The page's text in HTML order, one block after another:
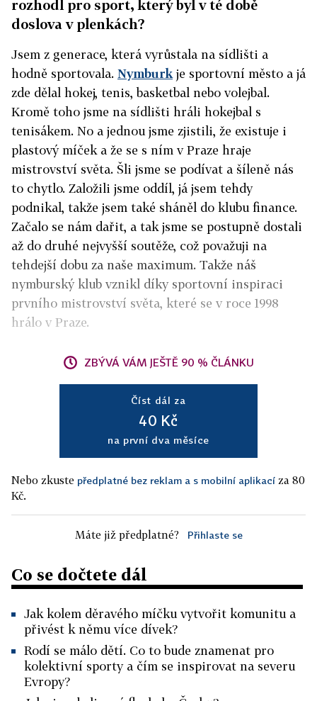
rozhodl pro sport, který byl v té době
doslova v plenkách?
Jsem z generace, která vyrůstala na sídlišti a
hodně sportovala. Nymburk je sportovní město a já
zde dělal hokej, tenis, basketbal nebo volejbal.
Kromě toho jsme na sídlišti hráli hokejbal s
tenisákem. No a jednou jsme zjistili, že existuje i
plastový míček a že se s ním v Praze hraje
mistrovství světa. Šli jsme se podívat a šíleně nás
to chytlo. Založili jsme oddíl, já jsem tehdy
podnikal, takže jsem také sháněl do klubu finance.
Začalo se nám dařit, a tak jsme se postupně dostali
až do druhé nejvyšší soutěže, což považuji na
tehdejší dobu za naše maximum. Takže náš
nymburský klub vznikl díky sportovní inspiraci
prvního mistrovství světa, které se v roce 1998
hrálo v Praze.
ZBÝVÁ VÁM JEŠTĚ 90 % ČLÁNKU
Číst dál za
40 Kč
na první dva měsíce
Nebo zkuste předplatné bez reklam a s mobilní aplikací za 80
Kč.
Máte již předplatné? Přihlaste se
Co se dočtete dál
Jak kolem děravého míčku vytvořit komunitu a
přivést k němu více dívek?
Rodí se málo dětí. Co to bude znamenat pro
kolektivní sporty a čím se inspirovat na severu
Evropy?